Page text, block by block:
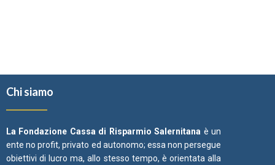
Chi siamo
La Fondazione Cassa di Risparmio Salernitana è un
ente no profit, privato ed autonomo; essa non persegue
obiettivi di lucro ma, allo stesso tempo, è orientata alla